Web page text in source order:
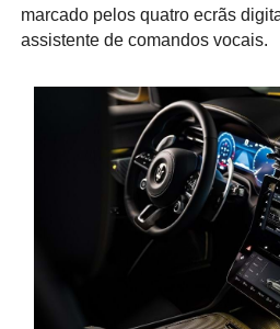
marcado pelos quatro ecrãs
assistente de comandos vocais.